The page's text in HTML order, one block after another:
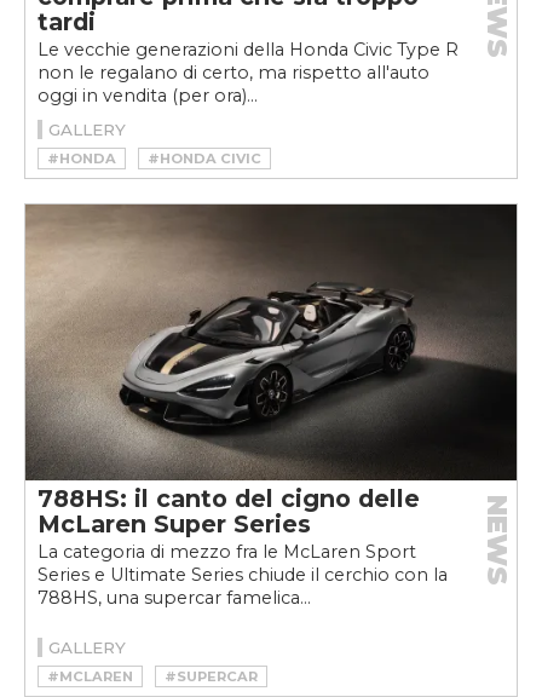
tardi
Le vecchie generazioni della Honda Civic Type R
non le regalano di certo, ma rispetto all'auto
oggi in vendita (per ora)...
GALLERY
#HONDA
#HONDA CIVIC
#HONDA CIVIC TYPE R
788HS: il canto del cigno delle
McLaren Super Series
La categoria di mezzo fra le McLaren Sport
Series e Ultimate Series chiude il cerchio con la
788HS, una supercar famelica...
NEWS
GALLERY
#MCLAREN #SUPERCAR